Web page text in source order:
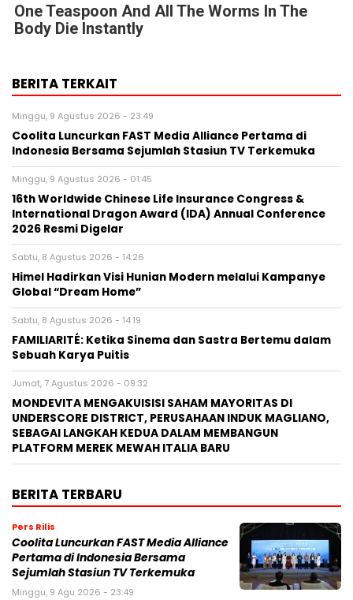
One Teaspoon And All The Worms In The
Body Die Instantly
BERITA TERKAIT
Minggu, 9 Agustus 2026 - 23:49
Coolita Luncurkan FAST Media Alliance Pertama di
Indonesia Bersama Sejumlah Stasiun TV Terkemuka
Minggu, 9 Agustus 2026 - 01:45
16th Worldwide Chinese Life Insurance Congress &
International Dragon Award (IDA) Annual Conference
2026 Resmi Digelar
Sabtu, 8 Agustus 2026 - 14:26
Himel Hadirkan Visi Hunian Modern melalui Kampanye
Global “Dream Home”
Sabtu, 8 Agustus 2026 - 14:19
FAMILIARITÉ: Ketika Sinema dan Sastra Bertemu dalam
Sebuah Karya Puitis
Jumat, 7 Agustus 2026 - 09:32
MONDEVITA MENGAKUISISI SAHAM MAYORITAS DI
UNDERSCORE DISTRICT, PERUSAHAAN INDUK MAGLIANO,
SEBAGAI LANGKAH KEDUA DALAM MEMBANGUN
PLATFORM MEREK MEWAH ITALIA BARU
BERITA TERBARU
Pers Rilis
Coolita Luncurkan FAST Media Alliance
Pertama di Indonesia Bersama
Sejumlah Stasiun TV Terkemuka
Minggu, 9 Agu 2026 - 23:49